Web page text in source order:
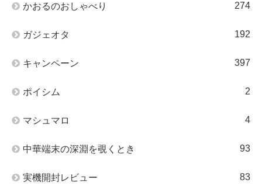
かおるのおしゃべり 274
ガジェオタ 192
キャンペーン 397
ポイシム 2
マシュマロ 4
中華端末の深淵を覗くとき 93
実機開封レビュー 83